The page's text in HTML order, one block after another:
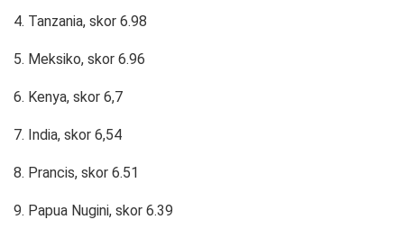
4. Tanzania, skor 6.98
5. Meksiko, skor 6.96
6. Kenya, skor 6,7
7. India, skor 6,54
8. Prancis, skor 6.51
9. Papua Nugini, skor 6.39